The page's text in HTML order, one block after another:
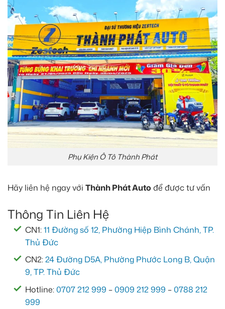
Phụ Kiện Ô Tô Thành Phát
Hãy liên hệ ngay với Thành Phát Auto để được tư vấn
Thông Tin Liên Hệ
CN1:11 Đường số 12, Phường Hiệp Bình Chánh, TP.
Thủ Đức
CN2:24 Đường D5A, Phường Phước Long B, Quận
9, TP. Thủ Đức
Hotline:0707 212 999 –0909 212 999 –0788 212
999